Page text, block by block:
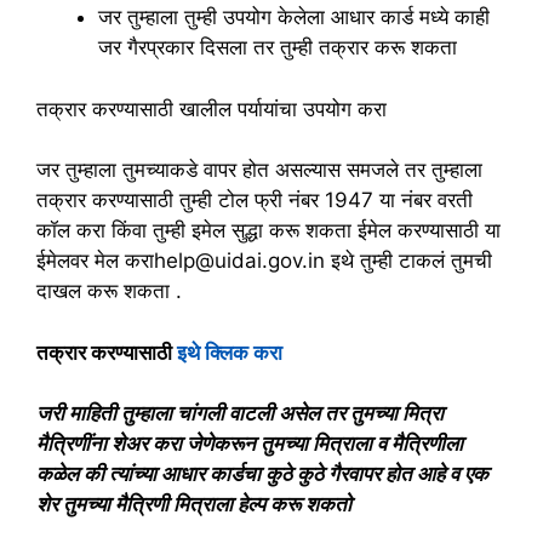
जर तुम्हाला तुम्ही उपयोग केलेला आधार कार्ड मध्ये काही
जर गैरप्रकार दिसला तर तुम्ही तक्रार करू शकता
तक्रार करण्यासाठी खालील पर्यायांचा उपयोग करा
जर तुम्हाला तुमच्याकडे वापर होत असल्यास समजले तर तुम्हाला
तक्रार करण्यासाठी तुम्ही टोल फ्री नंबर 1947 या नंबर वरती
कॉल करा किंवा तुम्ही इमेल सुद्धा करू शकता ईमेल करण्यासाठी या
ईमेलवर मेल कराhelp@uidai.gov.in इथे तुम्ही टाकलं तुमची
दाखल करू शकता .
तक्रार करण्यासाठीइथे क्लिक करा
जरी माहिती तुम्हाला चांगली वाटली असेल तर तुमच्या मित्रा
मैत्रिणींना शेअर करा जेणेकरून तुमच्या मित्राला व मैत्रिणीला
कळेल की त्यांच्या आधार कार्डचा कुठे कुठे गैरवापर होत आहे व एक
शेर तुमच्या मैत्रिणी मित्राला हेल्प करू शकतो